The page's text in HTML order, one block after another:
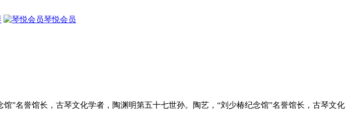
琴悦会员
”名誉馆长，古琴文化学者，陶渊明第五十七世孙。陶艺，“刘少椿纪念馆”名誉馆长，古琴文化